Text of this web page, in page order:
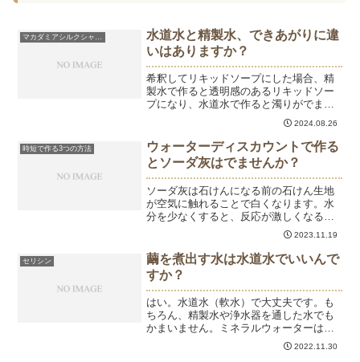
マカダミアシルクシャンプー
水道水と精製水、できあがりに違
いはありますか？
希釈してリキッドソープにした場合、精
製水で作ると透明感のあるリキッドソー
プになり、水道水で作ると濁りがでま
2024.08.26
時短で作る3つの方法
ウォーターディスカウントで作る
とソーダ灰はでませんか？
ソーダ灰は石けんになる前の石けん生地
が空気に触れることで白くなります。水
分を少なくすると、反応が激しくなるの
で早く石けんになるため、ソーダ灰はで
2023.11.19
セリシン
繭を煮出す水は水道水でいいんで
すか？
はい。水道水（軟水）で大丈夫です。も
ちろん、精製水や浄水器を通した水でも
かまいません。ミネラルウォーターはミ
ネラルが含まれていますので避けた方が
2022.11.30